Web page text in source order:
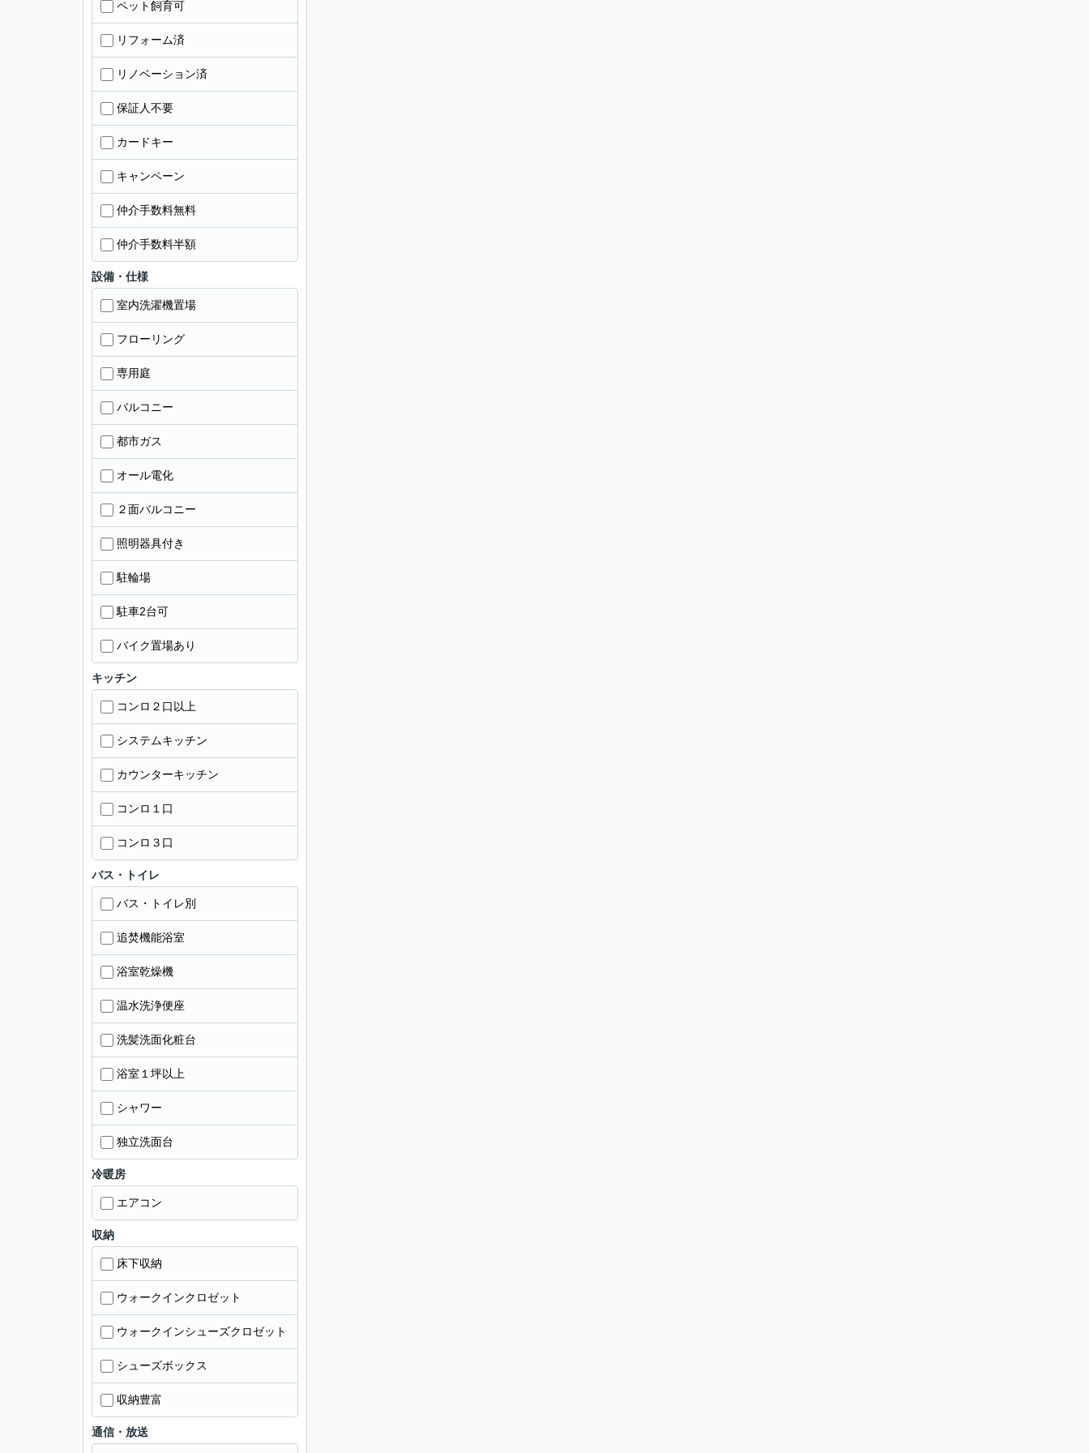
ペット飼育可
リフォーム済
リノベーション済
保証人不要
カードキー
キャンペーン
仲介手数料無料
仲介手数料半額
設備・仕様
室内洗濯機置場
フローリング
専用庭
バルコニー
都市ガス
オール電化
２面バルコニー
照明器具付き
駐輪場
駐車2台可
バイク置場あり
キッチン
コンロ２口以上
システムキッチン
カウンターキッチン
コンロ１口
コンロ３口
バス・トイレ
バス・トイレ別
追焚機能浴室
浴室乾燥機
温水洗浄便座
洗髪洗面化粧台
浴室１坪以上
シャワー
独立洗面台
冷暖房
エアコン
収納
床下収納
ウォークインクロゼット
ウォークインシューズクロゼット
シューズボックス
収納豊富
通信・放送